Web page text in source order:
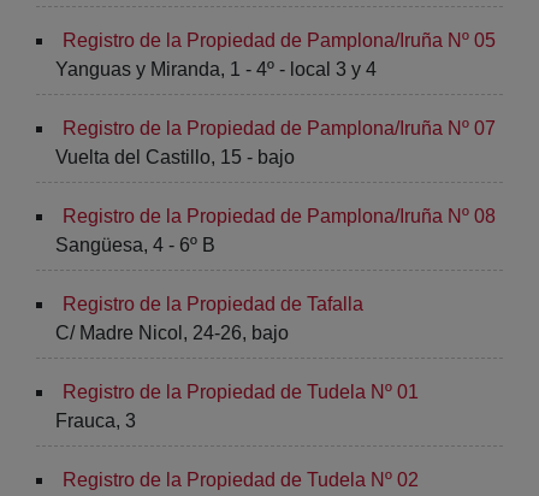
Registro de la Propiedad de Pamplona/Iruña Nº 05
Yanguas y Miranda, 1 - 4º - local 3 y 4
Registro de la Propiedad de Pamplona/Iruña Nº 07
Vuelta del Castillo, 15 - bajo
Registro de la Propiedad de Pamplona/Iruña Nº 08
Sangüesa, 4 - 6º B
Registro de la Propiedad de Tafalla
C/ Madre Nicol, 24-26, bajo
Registro de la Propiedad de Tudela Nº 01
Frauca, 3
Registro de la Propiedad de Tudela Nº 02